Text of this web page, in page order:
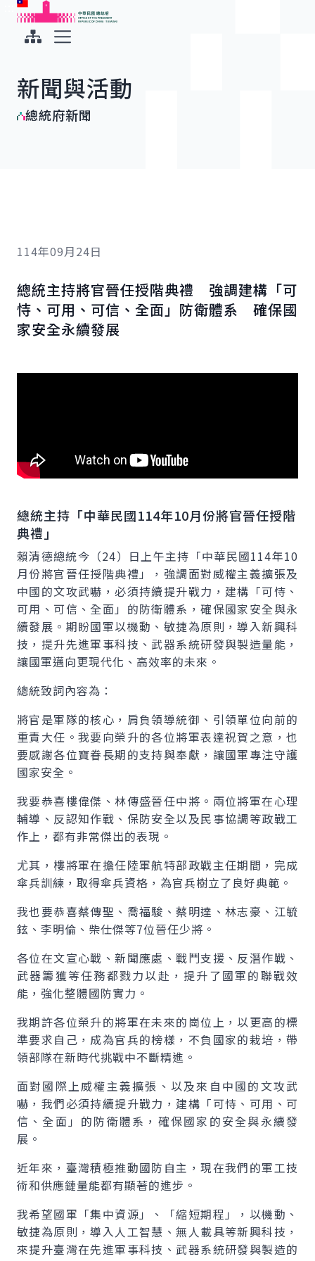
跳到主要內容
中華民國總統府
新聞與活動
總統府新聞
114年09月24日
總統主持將官晉任授階典禮 強調建構「可
恃、可用、可信、全面」防衛體系 確保國
家安全永續發展
總統主持「中華民國114年10月份將官晉任授階
典禮」
賴清德總統今（24）日上午主持「中華民國114年10
月份將官晉任授階典禮」，強調面對威權主義擴張及
中國的文攻武嚇，必須持續提升戰力，建構「可恃、
可用、可信、全面」的防衛體系，確保國家安全與永
續發展。期盼國軍以機動、敏捷為原則，導入新興科
技，提升先進軍事科技、武器系統研發與製造量能，
讓國軍邁向更現代化、高效率的未來。
總統致詞內容為：
將官是軍隊的核心，肩負領導統御、引領單位向前的
重責大任。我要向榮升的各位將軍表達祝賀之意，也
要感謝各位寶眷長期的支持與奉獻，讓國軍專注守護
國家安全。
我要恭喜樓偉傑、林傳盛晉任中將。兩位將軍在心理
輔導、反認知作戰、保防安全以及民事協調等政戰工
作上，都有非常傑出的表現。
尤其，樓將軍在擔任陸軍航特部政戰主任期間，完成
傘兵訓練，取得傘兵資格，為官兵樹立了良好典範。
我也要恭喜蔡傳聖、喬福駿、蔡明達、林志豪、江毓
鉉、李明倫、柴仕傑等7位晉任少將。
各位在文宣心戰、新聞應處、戰鬥支援、反潛作戰、
武器籌獲等任務都戮力以赴，提升了國軍的聯戰效
能，強化整體國防實力。
我期許各位榮升的將軍在未來的崗位上，以更高的標
準要求自己，成為官兵的榜樣，不負國家的栽培，帶
領部隊在新時代挑戰中不斷精進。
面對國際上威權主義擴張、以及來自中國的文攻武
嚇，我們必須持續提升戰力，建構「可恃、可用、可
信、全面」的防衛體系，確保國家的安全與永續發
展。
近年來，臺灣積極推動國防自主，現在我們的軍工技
術和供應鏈量能都有顯著的進步。
我希望國軍「集中資源」、「縮短期程」，以機動、
敏捷為原則，導入人工智慧、無人載具等新興科技，
來提升臺灣在先進軍事科技、武器系統研發與製造的